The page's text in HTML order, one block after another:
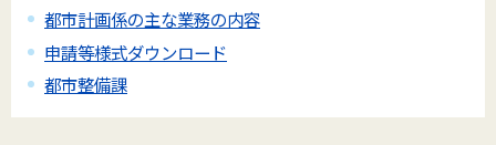
都市計画係の主な業務の内容
申請等様式ダウンロード
都市整備課